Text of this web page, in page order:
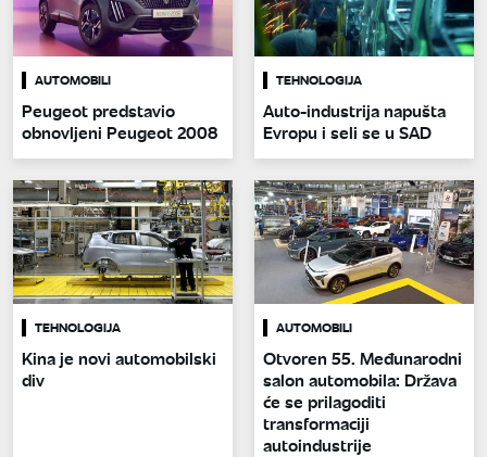
AUTOMOBILI
Peugeot predstavio
obnovljeni Peugeot 2008
TEHNOLOGIJA
Auto-industrija napušta
Evropu i seli se u SAD
TEHNOLOGIJA
Kina je novi automobilski
div
AUTOMOBILI
Otvoren 55. Međunarodni
salon automobila: Država
će se prilagoditi
transformaciji
autoindustrije